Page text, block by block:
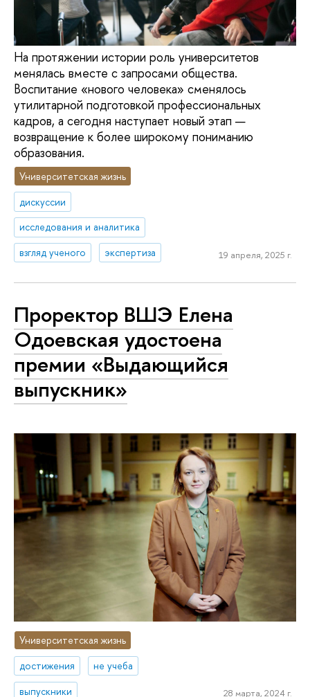
На протяжении истории роль университетов
менялась вместе с запросами общества.
Воспитание «нового человека» сменялось
утилитарной подготовкой профессиональных
кадров, а сегодня наступает новый этап —
возвращение к более широкому пониманию
образования.
Университетская жизнь
дискуссии
исследования и аналитика
взгляд ученого
экспертиза 19 апреля, 2025 г.
Проректор ВШЭ Елена
Одоевская удостоена
премии «Выдающийся
выпускник»
Университетская жизнь
достижения
не учеба
выпускники
28 марта, 2024 г.